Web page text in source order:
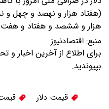
هزار و ششصد و هفتاد و هفت
منبع: اقتصادنیوز
برای اطلاع از آخرین اخبار و
بپیوندید.
قیمت دلار